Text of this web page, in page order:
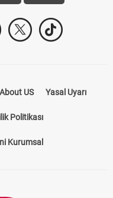
Aktif Sayaç